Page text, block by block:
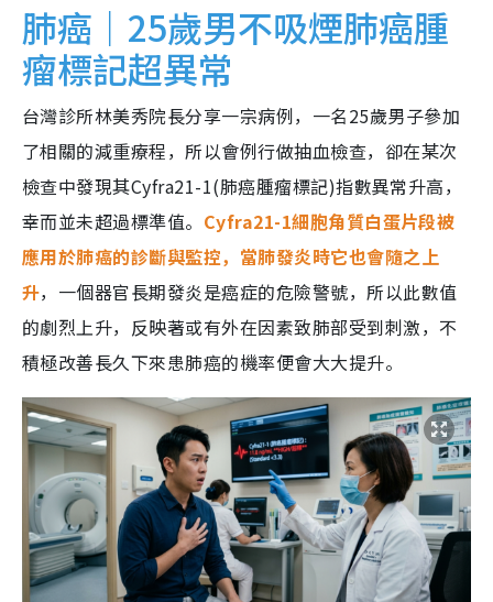
肺癌｜25歲男不吸煙肺癌腫
瘤標記超異常
台灣診所林美秀院長分享一宗病例，一名25歲男子參加
了相關的減重療程，所以會例行做抽血檢查，卻在某次
檢查中發現其Cyfra21-1(肺癌腫瘤標記)指數異常升高，
幸而並未超過標準值。 Cyfra21-1細胞角質白蛋片段被
應用於肺癌的診斷與監控，當肺發炎時它也會隨之上
升，一個器官長期發炎是癌症的危險警號，所以此數值
的劇烈上升，反映著或有外在因素致肺部受到刺激，不
積極改善長久下來患肺癌的機率便會大大提升。